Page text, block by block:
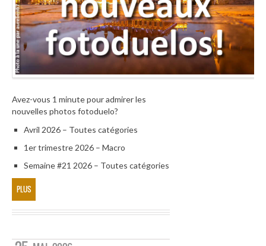
Avez-vous 1 minute pour admirer les
nouvelles photos fotoduelo?
Avril 2026 – Toutes catégories
1er trimestre 2026 – Macro
Semaine #21 2026 – Toutes catégories
PLUS